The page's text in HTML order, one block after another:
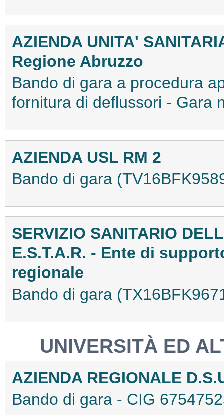
AZIENDA UNITA'
Regione Abruzzo
Bando di gara a procedura
fornitura di deflussori - Gara
AZIENDA USL RM 2
Bando di gara
SERVIZIO SANITARIO
E.S.T.A.R. - Ente di
regionale
Bando di gara
UNIVERSITÀ ED
AZIENDA REGIONALE
Bando di gara - CIG